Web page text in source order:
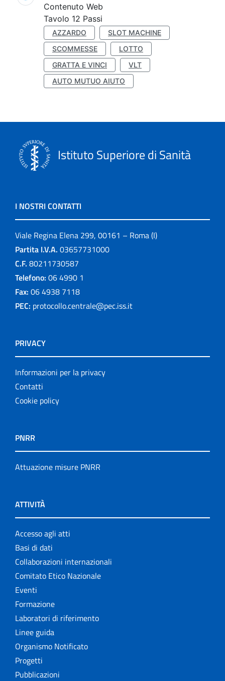
Contenuto Web
Tavolo 12 Passi
AZZARDO
SLOT MACHINE
SCOMMESSE
LOTTO
GRATTA E VINCI
VLT
AUTO MUTUO AIUTO
Istituto Superiore di Sanità
I NOSTRI CONTATTI
Viale Regina Elena 299, 00161 – Roma (I)
Partita I.V.A. 03657731000
C.F. 80211730587
Telefono: 06 4990 1
Fax: 06 4938 7118
PEC: protocollo.centrale@pec.iss.it
PRIVACY
Informazioni per la privacy
Contatti
Cookie policy
PNRR
Attuazione misure PNRR
ATTIVITÀ
Accesso agli atti
Basi di dati
Collaborazioni internazionali
Comitato Etico Nazionale
Eventi
Formazione
Laboratori di riferimento
Linee guida
Organismo Notificato
Progetti
Pubblicazioni